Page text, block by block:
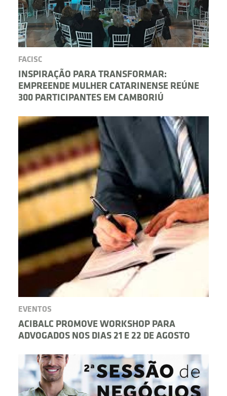
FACISC
INSPIRAÇÃO PARA TRANSFORMAR:
EMPREENDE MULHER CATARINENSE REÚNE
300 PARTICIPANTES EM CAMBORIÚ
EVENTOS
ACIBALC PROMOVE WORKSHOP PARA
ADVOGADOS NOS DIAS 21 E 22 DE AGOSTO